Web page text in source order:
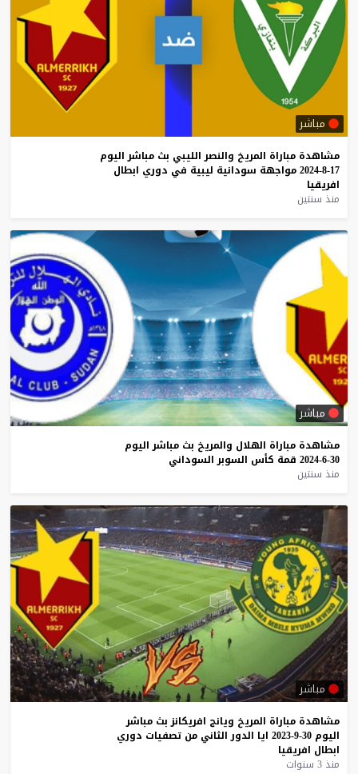
مباشر
مشاهدة مباراة المريخ والنصر الليبي بث مباشر اليوم
17-8-2024
مواجهة سودانية ليبية في دوري ابطال
افريقيا
منذ سنتين
مباشر
مشاهدة مباراة الهلال والمريخ بث مباشر اليوم
30-6-2024
قمة كأس السوبر السوداني
منذ سنتين
مباشر
مشاهدة مباراة المريخ ويانج افريكانز بث مباشر
اليوم 30-9-2023 ايا الدور الثاني من تصفيات دوري
ابطال افريقيا
منذ 3 سنوات